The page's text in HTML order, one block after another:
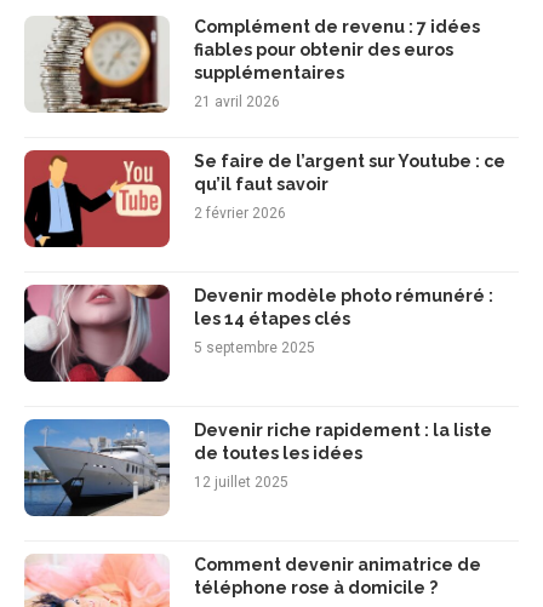
Complément de revenu : 7 idées
fiables pour obtenir des euros
supplémentaires
21 avril 2026
Se faire de l’argent sur Youtube : ce
qu’il faut savoir
2 février 2026
Devenir modèle photo rémunéré :
les 14 étapes clés
5 septembre 2025
Devenir riche rapidement : la liste
de toutes les idées
12 juillet 2025
Comment devenir animatrice de
téléphone rose à domicile ?